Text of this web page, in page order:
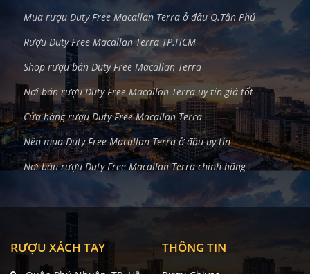
Mua rượu Duty Free Macallan Terra ở đâu Q.Tân Phú
Rượu Duty Free Macallan Terra TP.HCM
Shop rượu bán Duty Free Macallan Terra
Nơi bán rượu Duty Free Macallan Terra uy tín giá tốt
Cửa hàng rượu Duty Free Macallan Terra
Nên mua Duty Free Macallan Terra ở đâu uy tín
Nơi bán rượu Duty Free Macallan Terra chính hãng
RƯỢU XÁCH TAY THÔNG TIN